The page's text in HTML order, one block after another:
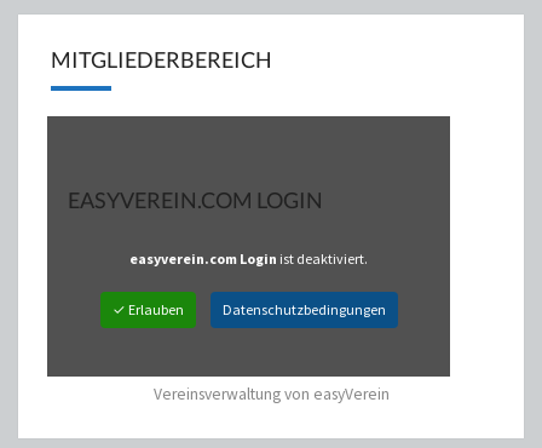
MITGLIEDERBEREICH
EASYVEREIN.COM LOGIN
easyverein.com Login ist deaktiviert.
✓ Erlauben Datenschutzbedingungen
Vereinsverwaltung von easyVerein